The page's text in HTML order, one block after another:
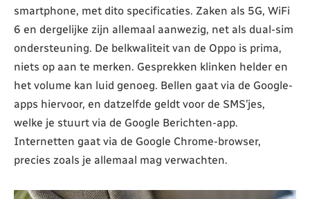
smartphone, met dito specificaties. Zaken als 5G, WiFi
6 en dergelijke zijn allemaal aanwezig, net als dual-sim
ondersteuning. De belkwaliteit van de Oppo is prima,
niets op aan te merken. Gesprekken klinken helder en
het volume kan luid genoeg. Bellen gaat via de Google-
apps hiervoor, en datzelfde geldt voor de SMS’jes,
welke je stuurt via de Google Berichten-app.
Internetten gaat via de Google Chrome-browser,
precies zoals je allemaal mag verwachten.